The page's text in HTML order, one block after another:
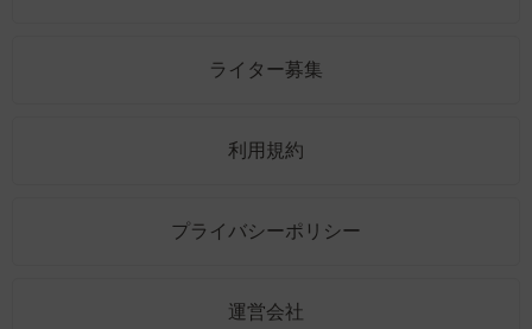
ライター募集
利用規約
プライバシーポリシー
運営会社